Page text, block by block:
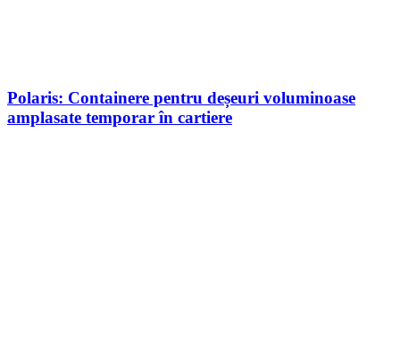
Polaris: Containere pentru deșeuri voluminoase
amplasate temporar în cartiere